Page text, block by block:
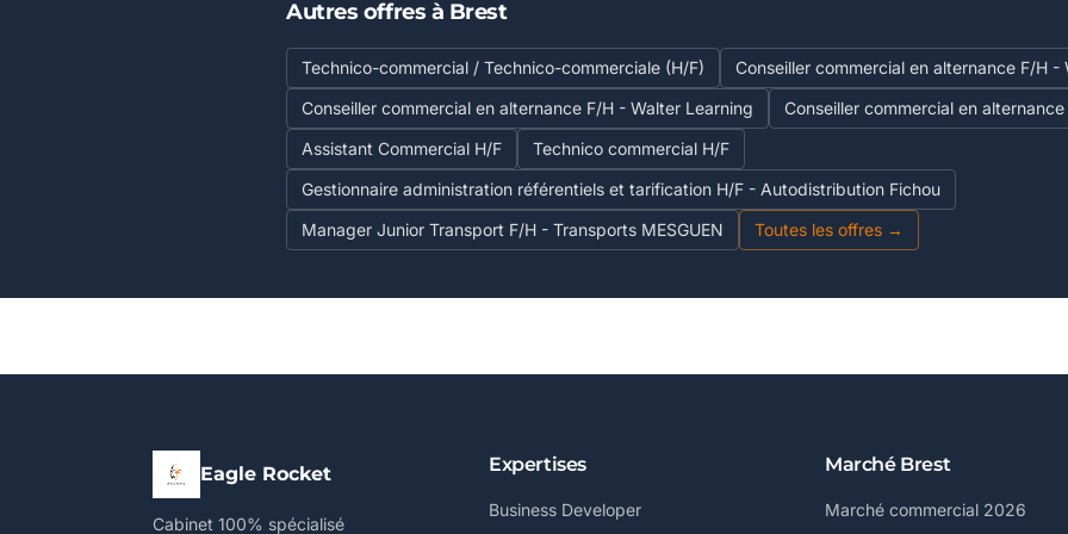
Autres offres à Brest
Technico-commercial / Technico-commerciale (H/F)
Conseiller commercial en alternance F/H -
Conseiller commercial en alternance F/H - Walter Learning
Conseiller commercial en
Assistant Commercial H/F
Technico commercial H/F
Gestionnaire administration référentiels et tarification H/F - Autodistribution Fichou
Manager Junior Transport F/H - Transports MESGUEN
Toutes les offres →
Eagle Rocket
Cabinet 100% spécialisé
Expertises
Business Developer
Marché Brest
Marché commercial 2026